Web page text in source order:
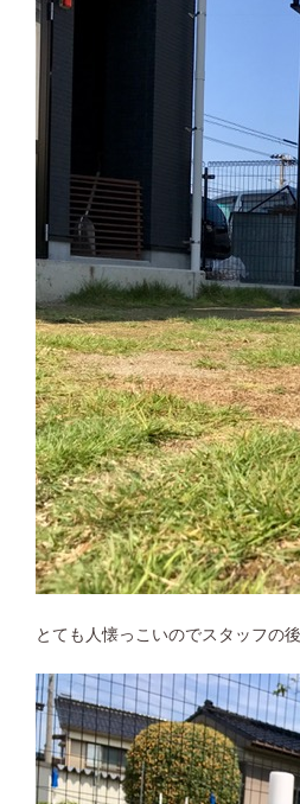
とても人懐っこいのでスタッフの